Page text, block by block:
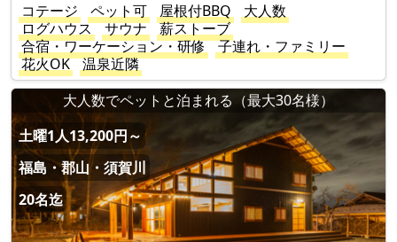
コテージ
ペット可 屋根付BBQ
大人数
ログハウス
サウナ
薪ストーブ
合宿・ワーケーション・研修
子連れ・ファミリー
花火OK
温泉近隣
大人数でペットと泊まれる（最大30名様）
土曜1人13,200円～
福島・郡山・須賀川
20名迄